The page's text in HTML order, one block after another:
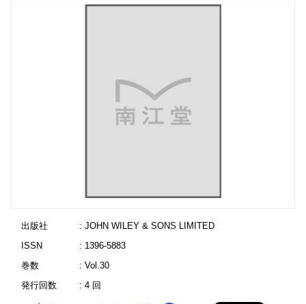
出版社
: JOHN WILEY & SONS LIMITED
ISSN
: 1396-5883
巻数
: Vol.30
発行回数
: 4 回